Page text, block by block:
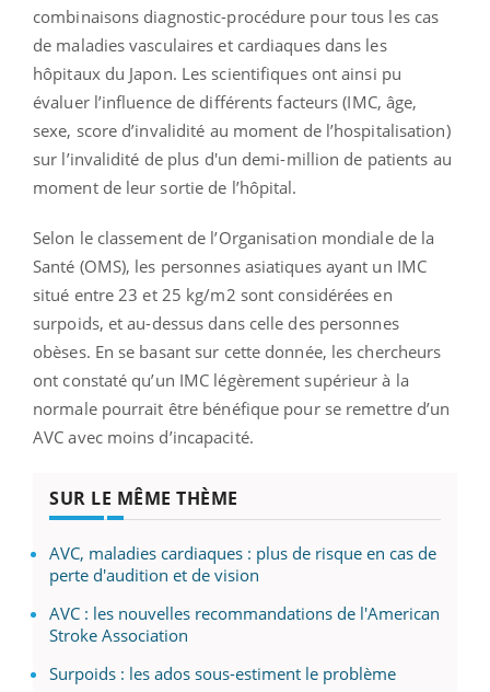
combinaisons diagnostic-procédure pour tous les cas
de maladies vasculaires et cardiaques dans les
hôpitaux du Japon. Les scientifiques ont ainsi pu
évaluer l’influence de différents facteurs (IMC, âge,
sexe, score d’invalidité au moment de l’hospitalisation)
sur l’invalidité de plus d'un demi-million de patients au
moment de leur sortie de l’hôpital.
Selon le classement de l’Organisation mondiale de la
Santé (OMS), les personnes asiatiques ayant un IMC
situé entre 23 et 25 kg/m2 sont considérées en
surpoids, et au-dessus dans celle des personnes
obèses. En se basant sur cette donnée, les chercheurs
ont constaté qu’un IMC légèrement supérieur à la
normale pourrait être bénéfique pour se remettre d’un
AVC avec moins d’incapacité.
SUR LE MÊME THÈME
AVC, maladies cardiaques : plus de risque en cas de
perte d'audition et de vision
AVC : les nouvelles recommandations de l'American
Stroke Association
Surpoids : les ados sous-estiment le problème